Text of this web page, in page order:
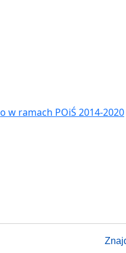
w ramach POiŚ 2014-2020
POWIETRZE” - wersja